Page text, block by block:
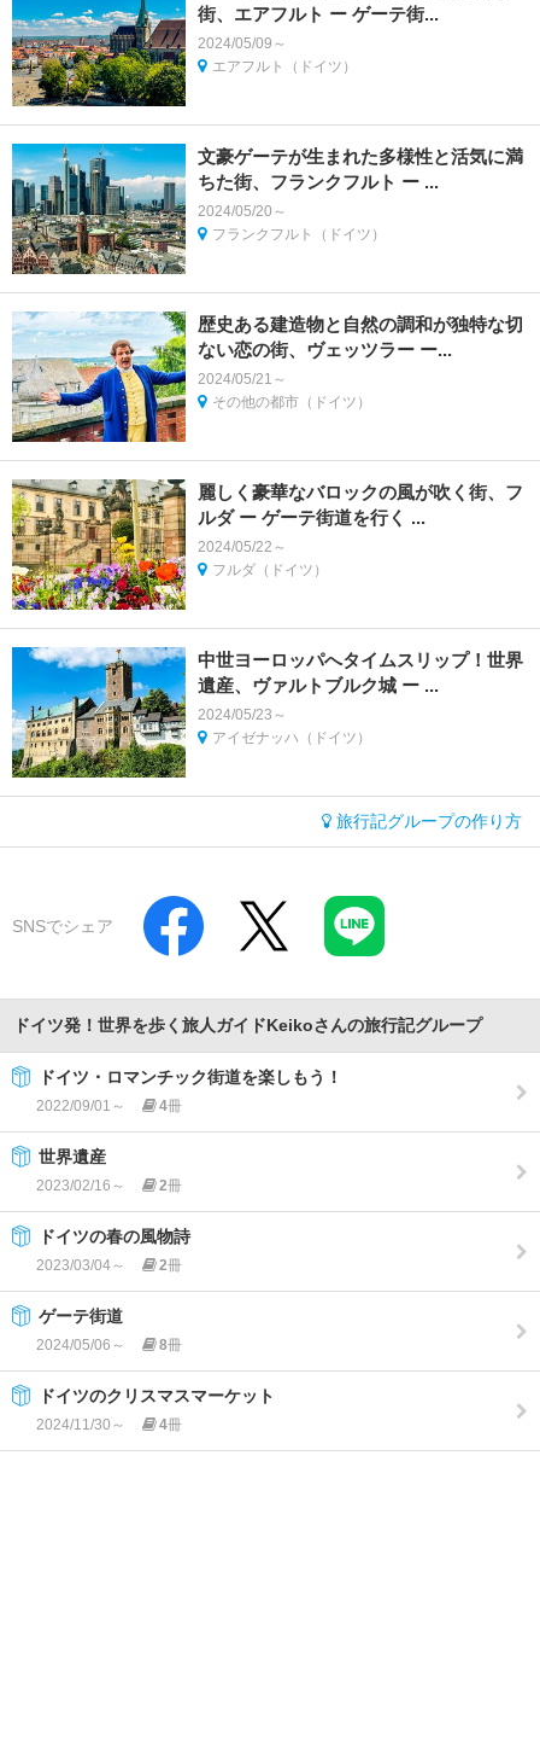
街、エアフルト ー ゲーテ街...
2024/05/09～
エアフルト（ドイツ）
文豪ゲーテが生まれた多様性と活気に満
ちた街、フランクフルト ー ...
2024/05/20～
フランクフルト（ドイツ）
歴史ある建造物と自然の調和が独特な切
ない恋の街、ヴェッツラー ー...
2024/05/21～
その他の都市（ドイツ）
麗しく豪華なバロックの風が吹く街、フ
ルダ ー ゲーテ街道を行く ...
2024/05/22～
フルダ（ドイツ）
中世ヨーロッパへタイムスリップ！世界
遺産、ヴァルトブルク城 ー ...
2024/05/23～
アイゼナッハ（ドイツ）
旅行記グループの作り方
SNSでシェア
ドイツ発！世界を歩く旅人ガイドKeikoさんの旅行記グループ
ドイツ・ロマンチック街道を楽しもう！
2022/09/01～ 4冊
世界遺産
2023/02/16～ 2冊
ドイツの春の風物詩
2023/03/04～ 2冊
ゲーテ街道
2024/05/06～ 8冊
ドイツのクリスマスマーケット
2024/11/30～ 4冊